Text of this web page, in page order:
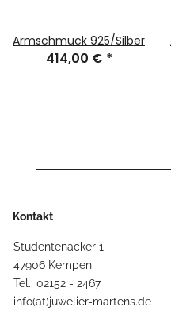
Armschmuck 925/Silber
414,00 € *
Kontakt
Studentenacker 1
47906 Kempen
Tel.: 02152 - 2467
info(at)juwelier-martens.de